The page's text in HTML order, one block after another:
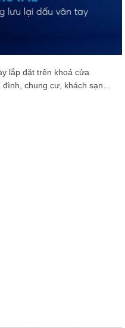
lắp đặt trên khoá cửa
chung cư, khách sạn…